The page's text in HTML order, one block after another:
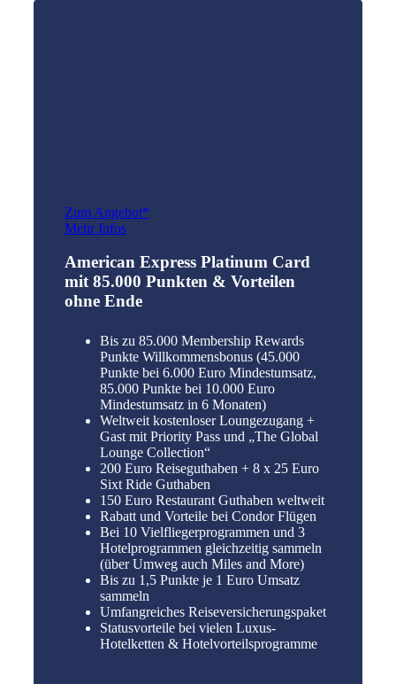
Zum Angebot*
Mehr Infos
American Express Platinum Card
mit 85.000 Punkten & Vorteilen
ohne Ende
Bis zu 85.000 Membership Rewards
Punkte Willkommensbonus (45.000
Punkte bei 6.000 Euro Mindestumsatz,
85.000 Punkte bei 10.000 Euro
Mindestumsatz in 6 Monaten)
Weltweit kostenloser Loungezugang +
Gast mit Priority Pass und „The Global
Lounge Collection“
200 Euro Reiseguthaben + 8 x 25 Euro
Sixt Ride Guthaben
150 Euro Restaurant Guthaben weltweit
Rabatt und Vorteile bei Condor Flügen
Bei 10 Vielfliegerprogrammen und 3
Hotelprogrammen gleichzeitig sammeln
(über Umweg auch Miles and More)
Bis zu 1,5 Punkte je 1 Euro Umsatz
sammeln
Umfangreiches Reiseversicherungspaket
Statusvorteile bei vielen Luxus-
Hotelketten & Hotelvorteilsprogramme